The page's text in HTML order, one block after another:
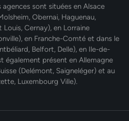
sont situées en Alsace
Obernai, Haguenau,
Louis, Cernay), en Lorraine
en Franche-Comté et dans le
Belfort, Delle), en Ile-de-
également présent en Allemagne
(Delémont, Saigneléger) et au
Luxembourg Ville).